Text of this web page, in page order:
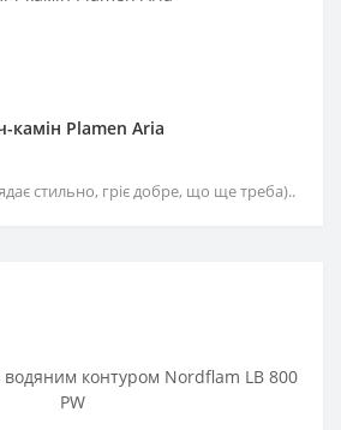
камін Plamen Aria
стильно, гріє добре, що ще треба)..